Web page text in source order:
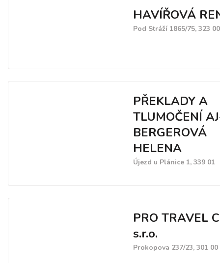
HAVÍŘOVÁ
Pod Stráží 1865/75, 323
PŘEKLADY A
TLUMOČENÍ
BERGEROVÁ
HELENA
Újezd u Plánice 1, 339 01
PRO TRAVEL
s.r.o.
Prokopova 237/23, 301